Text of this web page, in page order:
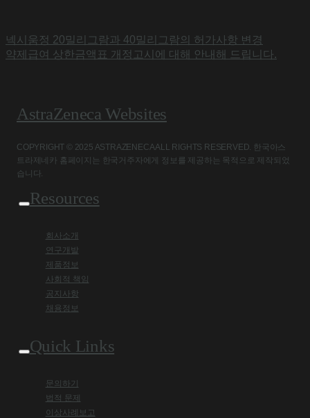
넥시움정 20밀리그람과 40밀리그람의 허가사항 변경
약제급여 상한금액표 개정고시에 대해 안내해 드립니다.
AstraZeneca Websites
COPYRIGHT © 2025 ASTRAZENECA ALL RIGHTS RESERVED. 한국아스
트라제네카 홈페이지는 한국거주자에게 정보를 제공하는 목적으로 제작되었
습니다.
Resources
회사소개
연구개발
제품정보
사회적 책임
공지사항
채용정보
Quick Links
문의하기
법적 문제
이상사례보고